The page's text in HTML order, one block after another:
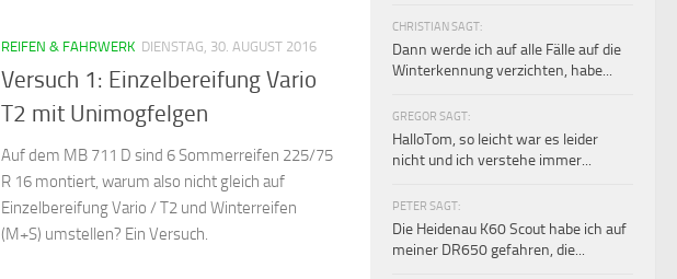
REIFEN & FAHRWERK DIENSTAG, 30. AUGUST 2016
Versuch 1: Einzelbereifung Vario
T2 mit Unimogfelgen
Auf dem MB 711 D sind 6 Sommerreifen 225/75
R 16 montiert, warum also nicht gleich auf
Einzelbereifung Vario / T2 und Winterreifen
(M+S) umstellen? Ein Versuch.
CHRISTIAN SAGT:
Dann werde ich auf alle Fälle auf die
Winterkennung verzichten, habe...
GREGOR SAGT:
HalloTom, so leicht war es leider
nicht und ich verstehe immer...
PETER SAGT:
Die Heidenau K60 Scout habe ich auf
meiner DR650 gefahren, die...